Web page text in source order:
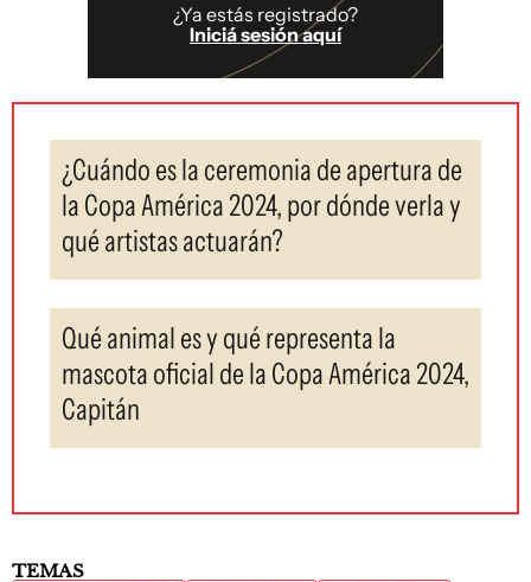
¿Ya estás registrado?
Iniciá sesión aquí
¿Cuándo es la ceremonia de apertura de
la Copa América 2024, por dónde verla y
qué artistas actuarán?
Qué animal es y qué representa la
mascota oficial de la Copa América 2024,
Capitán
TEMAS